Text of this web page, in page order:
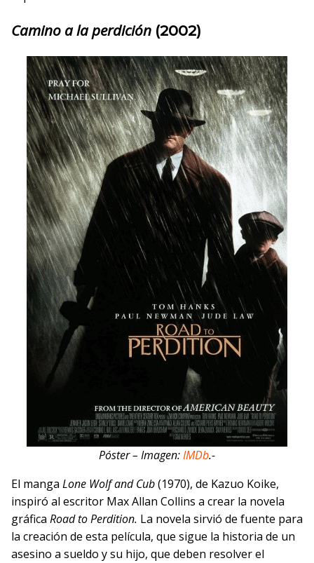
Camino a la perdición (2002)
Póster – Imagen:IMDb.-
El manga Lone Wolf and Cub(1970), de Kazuo Koike,
inspiró al escritor Max Allan Collins a crear la novela
gráfica Road to Perdition. La novela sirvió de fuente para
la creación de esta película, que sigue la historia de un
asesino a sueldo y su hijo, que deben resolver el